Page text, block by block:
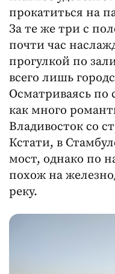
прокатиться на
За те же три с
почти час
прогулкой по
всего лишь
Осматриваясь
как много
Владивосток со
Кстати, в
мост, однако по
похож на
реку.